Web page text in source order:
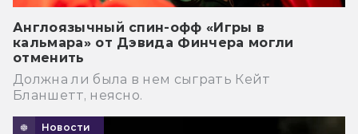
Англоязычный спин-офф «Игры в
кальмара» от Дэвида Финчера могли
отменить
Должна ли была в нем сыграть Кейт
Бланшетт, неясно.
Новости